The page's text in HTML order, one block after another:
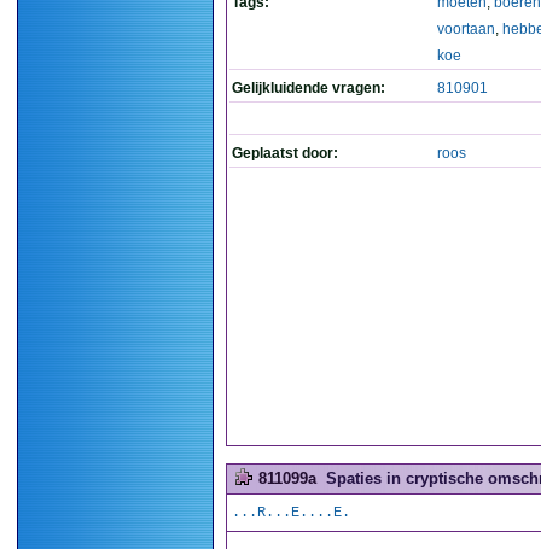
voortaan,
koe
Gelijkluidende vragen:
810901
Geplaatst door: roos
811099a Spaties in cryptische
...R...E....E.